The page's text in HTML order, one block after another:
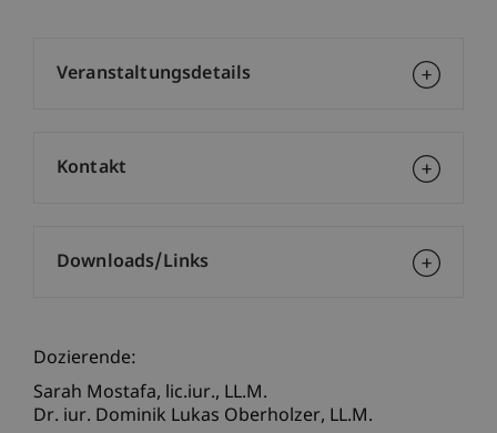
Dozierende:
Sarah Mostafa lic.iur., LL.M.
Dr. iur. Dominik Lukas Oberholzer LL.M.
Veranstaltungsdetails
Kontakt
Downloads/Links